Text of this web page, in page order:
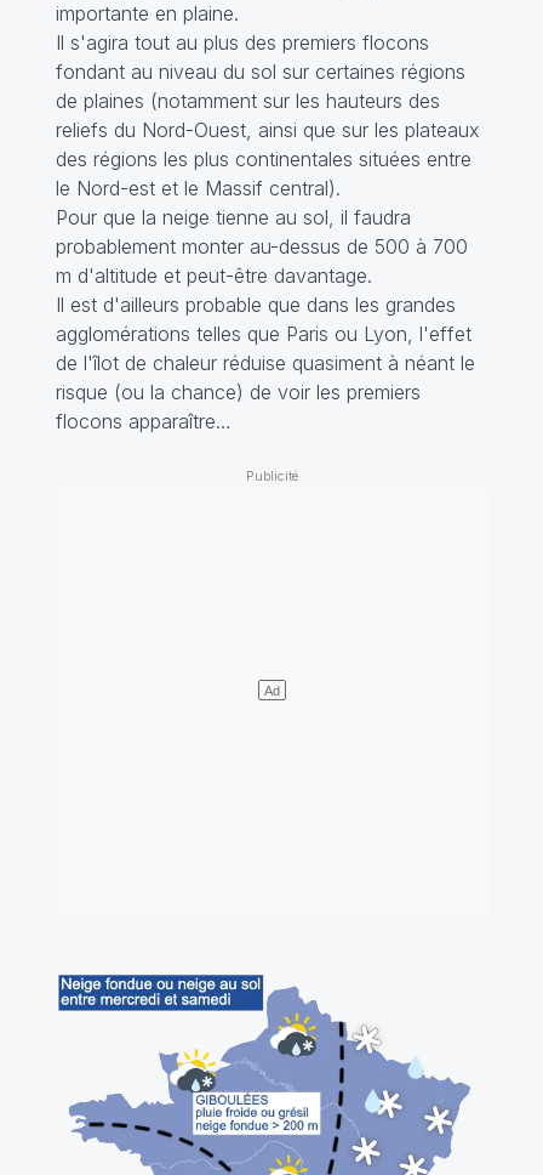
importante en plaine.
Il s'agira tout au plus des premiers flocons
fondant au niveau du sol sur certaines régions
de plaines (notamment sur les hauteurs des
reliefs du Nord-Ouest, ainsi que sur les plateaux
des régions les plus continentales situées entre
le Nord-est et le Massif central).
Pour que la neige tienne au sol, il faudra
probablement monter au-dessus de 500 à 700
m d'altitude et peut-être davantage.
Il est d'ailleurs probable que dans les grandes
agglomérations telles que Paris ou Lyon, l'effet
de l'îlot de chaleur réduise quasiment à néant le
risque (ou la chance) de voir les premiers
flocons apparaître…